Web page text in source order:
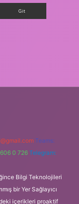
Teams:
0 726 Telegram:
Bilgi Teknolojileri
bir Yer Sağlayıcı
içerikleri proaktif